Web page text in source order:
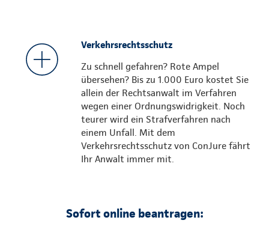
Verkehrsrechtsschutz
Zu schnell gefahren? Rote Ampel
übersehen? Bis zu 1.000 Euro kostet Sie
allein der Rechtsanwalt im Verfahren
wegen einer Ordnungswidrigkeit. Noch
teurer wird ein Strafverfahren nach
einem Unfall. Mit dem
Verkehrsrechtsschutz von ConJure fährt
Ihr Anwalt immer mit.
Sofort online beantragen: